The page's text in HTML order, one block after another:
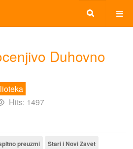
Duhovno
Hits: 1497
preuzmi Stari i Novi Zavet